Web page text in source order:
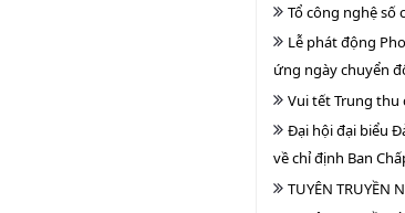
Tổ công nghệ số
Lễ phát động
ứng ngày chuyển
Vui tết Trung thu
Đại hội đại biểu
về chỉ định Ban
TUYÊN TRUYỀN